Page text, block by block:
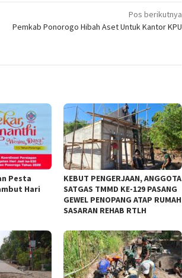
Pos berikutnya
Pemkab Ponorogo Hibah Aset Untuk Kantor KPU
Pesta
Hari
KEBUT PENGERJAAN, ANGGOTA
SATGAS TMMD KE-129 PASANG
GEWEL PENOPANG ATAP RUMAH
SASARAN REHAB RTLH